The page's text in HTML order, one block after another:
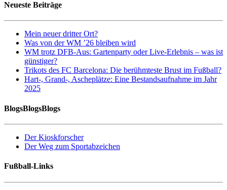
Neueste Beiträge
Mein neuer dritter Ort?
Was von der WM ’26 bleiben wird
WM trotz DFB-Aus: Gartenparty oder Live-Erlebnis – was ist
günstiger?
Trikots des FC Barcelona: Die berühmteste Brust im Fußball?
Hart-, Grand-, Ascheplätze: Eine Bestandsaufnahme im Jahr
2025
BlogsBlogsBlogs
Der Kioskforscher
Der Weg zum Sportabzeichen
Fußball-Links